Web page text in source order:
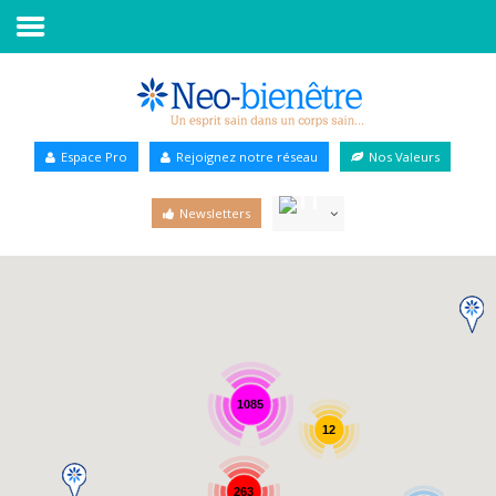
Annuaire Bien-être
Espace Pro Rejoignez notre réseau Nos Valeurs
Newsletters
1085
263
12